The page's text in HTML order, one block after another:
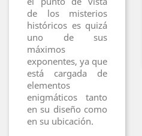
de los misterios
históricos es quizá
uno de sus
máximos
exponentes, ya que
está cargada de
elementos
enigmáticos tanto
en su diseño como
en su ubicación.